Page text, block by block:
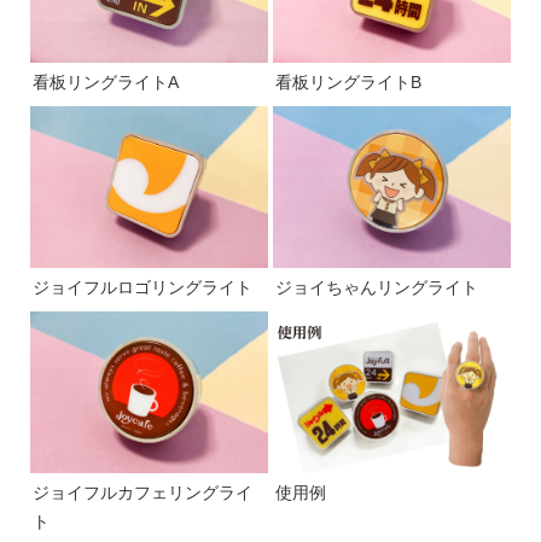
看板リングライトA 看板リングライトB
ジョイフルロゴリングライト ジョイちゃんリングライト
ジョイフルカフェリングライ
ト
使用例